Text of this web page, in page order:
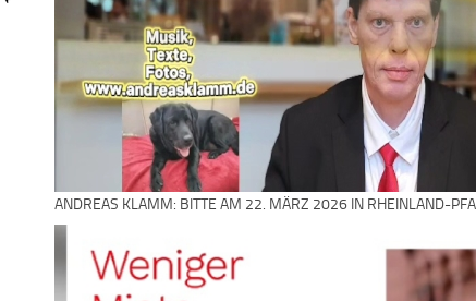
ANDREAS KLAMM: BITTE AM 22. MÄRZ 2026 IN RHEINLAND-